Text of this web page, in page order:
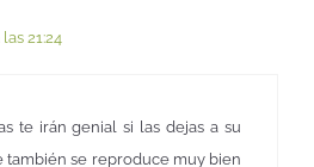
21:24
te irán genial si las dejas a su
también se reproduce muy bien